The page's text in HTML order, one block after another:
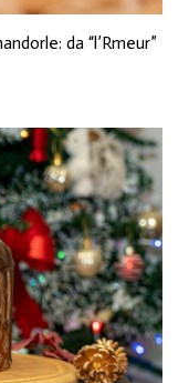
da “l’Rmeur”